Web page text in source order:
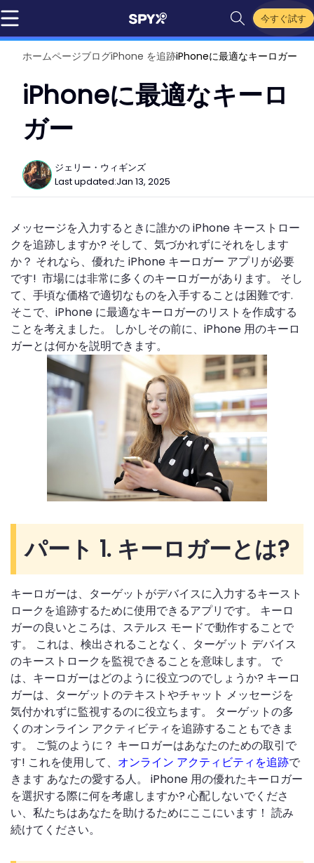
今すぐ試す
ホームページブログiPhone を追跡iPhoneに最適なキーロガー
iPhoneに最適なキーロ
ガー
ジェリー・ウィギンズ
Last updated:Jan 13, 2025
メッセージを入力するときに誰かの iPhone キーストロー
クを追跡しますか? そして、気づかれずにそれをします
か？ それなら、優れた iPhone キーロガー アプリが必要
です! 市場には非常に多くのキーロガーがあります。 そし
て、手頃な価格で適切なものを入手することは困難です.
そこで、iPhone に最適なキーロガーのリストを作成する
ことを考えました。 しかしその前に、iPhone 用のキーロ
ガーとは何かを説明できます。
パート 1. キーロガーとは?
キーロガーは、ターゲットがデバイスに入力するキースト
ロークを追跡するために使用できるアプリです。 キーロ
ガーの良いところは、ステルス モードで動作することで
す。 これは、検出されることなく、ターゲット デバイス
のキーストロークを監視できることを意味します。 で
は、キーロガーはどのように役立つのでしょうか? キーロ
ガーは、ターゲットのテキストやチャット メッセージを
気付かれずに監視するのに役立ちます。 ターゲットの多
くのオンライン アクティビティを追跡することもできま
す。 ご覧のように？ キーロガーはあなたのための取引で
す! これを使用して、 オンライン アクティビティを追跡で
きます あなたの愛する人。 iPhone 用の優れたキーロガー
を選択する際に何を考慮しますか? 心配しないでくださ
い、私たちはあなたを助けるためにここにいます！ 読み
続けてください。